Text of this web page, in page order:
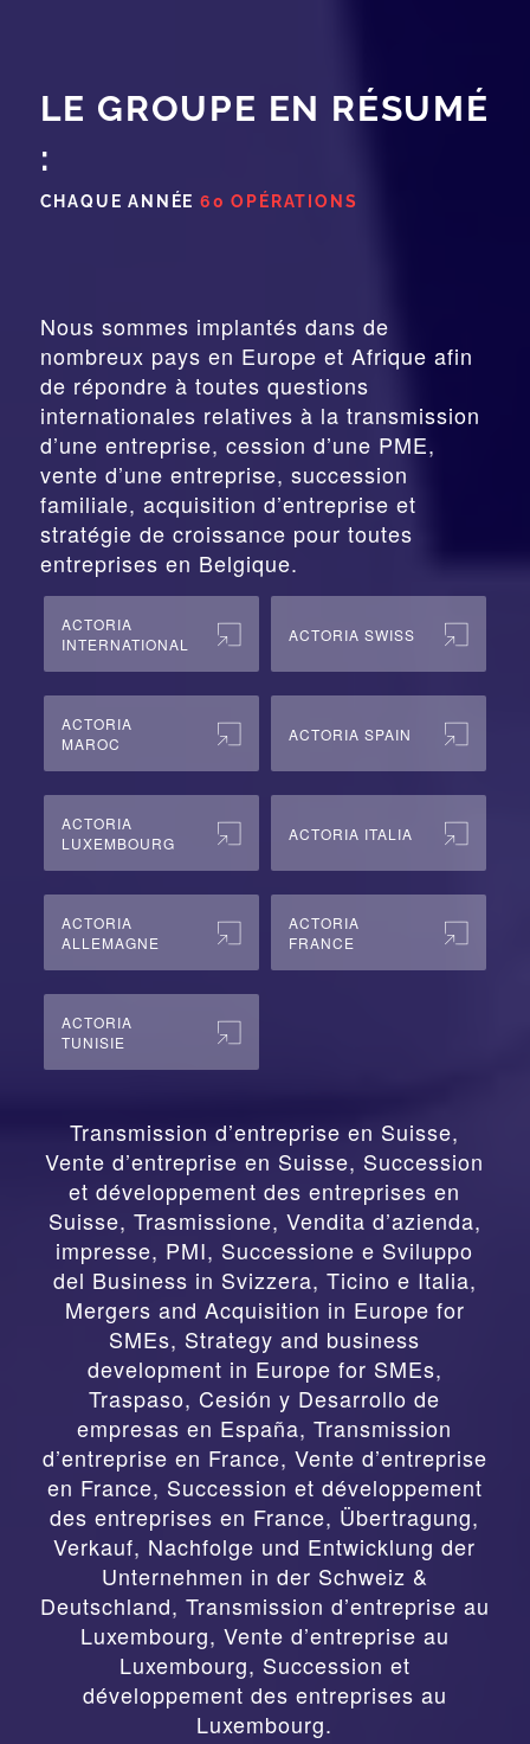
LE GROUPE EN RÉSUMÉ
:
CHAQUE ANNÉE 60 OPÉRATIONS
Nous sommes implantés dans de
nombreux pays en Europe et Afrique afin
de répondre à toutes questions
internationales relatives à la transmission
d’une entreprise, cession d’une PME,
vente d’une entreprise, succession
familiale, acquisition d’entreprise et
stratégie de croissance pour toutes
entreprises en Belgique.
ACTORIA
INTERNATIONAL
ACTORIA SWISS
ACTORIA
MAROC
ACTORIA SPAIN
ACTORIA
LUXEMBOURG
ACTORIA ITALIA
ACTORIA
ALLEMAGNE
ACTORIA
FRANCE
ACTORIA
TUNISIE
Transmission d’entreprise en Suisse,
Vente d’entreprise en Suisse, Succession
et développement des entreprises en
Suisse, Trasmissione, Vendita d’azienda,
impresse, PMI, Successione e Sviluppo
del Business in Svizzera, Ticino e Italia,
Mergers and Acquisition in Europe for
SMEs, Strategy and business
development in Europe for SMEs,
Traspaso, Cesión y Desarrollo de
empresas en España,Transmission
d’entreprise en France, Vente d’entreprise
en France, Succession et développement
des entreprises en France, Übertragung,
Verkauf, Nachfolge und Entwicklung der
Unternehmen in der Schweiz &
Deutschland, Transmission d’entreprise au
Luxembourg, Vente d’entreprise au
Luxembourg, Succession et
développement des entreprises au
Luxembourg.